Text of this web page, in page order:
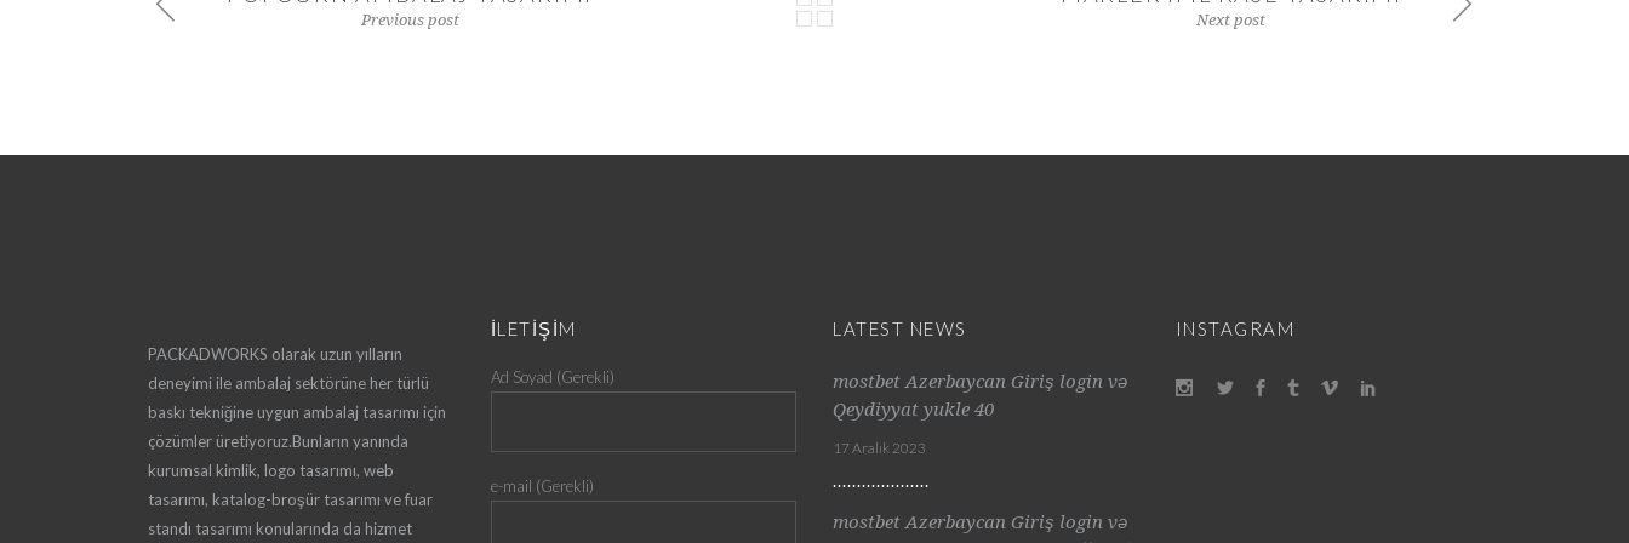
Previous post Next post
PACKADWORKS olarak uzun yılların
deneyimi ile ambalaj sektörüne her türlü
baskı tekniğine uygun ambalaj tasarımı için
çözümler üretiyoruz.Bunların yanında
kurumsal kimlik, logo tasarımı, web
tasarımı, katalog-broşür tasarımı ve fuar
standı tasarımı konularında da hizmet
İLETİŞİM
Ad Soyad (Gerekli)
e-mail (Gerekli)
LATEST NEWS
mostbet Azerbaycan Giriş login və
Qeydiyyat yukle 40
17 Aralık 2023
mostbet Azerbaycan Giriş login və
INSTAGRAM